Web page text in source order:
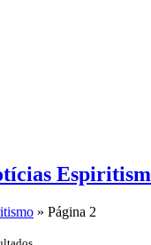
» Página 2